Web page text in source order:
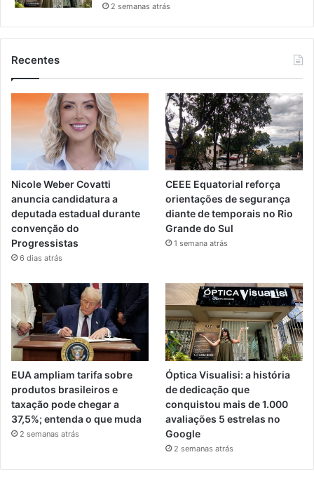
2 semanas atrás
Recentes
Nicole Weber Covatti
anuncia candidatura a
deputada estadual durante
convenção do
Progressistas
6 dias atrás
CEEE Equatorial reforça
orientações de segurança
diante de temporais no Rio
Grande do Sul
1 semana atrás
EUA ampliam tarifa sobre
produtos brasileiros e
taxação pode chegar a
37,5%; entenda o que muda
2 semanas atrás
Óptica Visualisi: a história
de dedicação que
conquistou mais de 1.000
avaliações 5 estrelas no
Google
2 semanas atrás